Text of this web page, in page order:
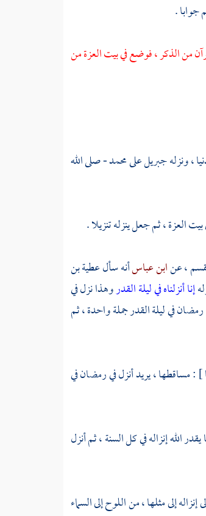
جوابا .
من الذكر ، فوضع في بيت العزة من
، ونزلهجبريلعلىمحمد- صلى الله
العزة ، ثم جعل ينزله تنزيلا .
،عنابن عباسأنه سألعطية بن
إنا أنزلناه في ليلة القدروهذا نزل في
رمضان في ليلة القدر جملة واحدة ، ثم
مساقطها ، يريد أنزل في رمضان في
الله إنزاله في كل السنة ، ثم أنزل
إلى مثلها ، من اللوح إلى السماء